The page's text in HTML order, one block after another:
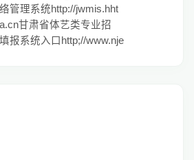
管理系统http://jwmis.hht
甘肃省体艺类专业招
报系统入口http;//www.nje